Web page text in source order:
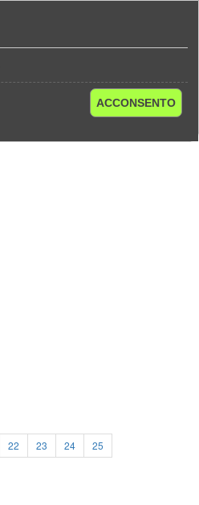
ACCONSENTO
22 23 24
25